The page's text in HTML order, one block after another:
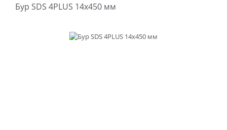
Бур SDS 4PLUS 14x450 мм